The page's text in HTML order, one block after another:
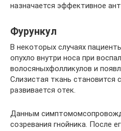
назначается эффективное
Фурункул
В некоторых случаях
опухло внутри носа при
волосяныхфолликулов и
Слизистая ткань становится
развивается отек.
Данным
созревания гнойника. После